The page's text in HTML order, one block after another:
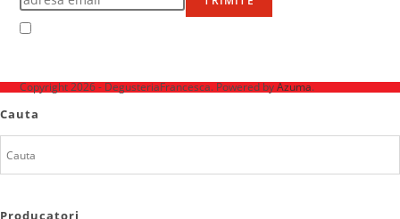
Copyright 2026 - DegusteriaFrancesca. Powered byAzuma.
Cauta
Producatori